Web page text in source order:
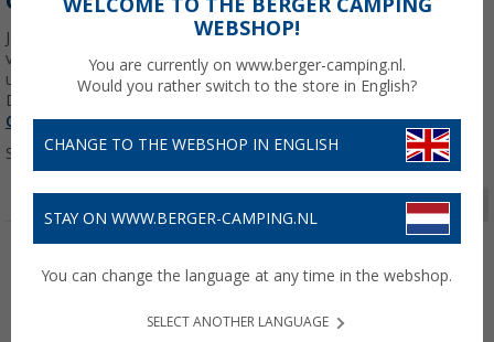
Je betrouwbare metgezel voor elk avontuur Ben je klaar voor je
volgende kampeeravontuur? Met een cartridge cooker ben je goed
uitgerust om heerlijke maaltijden te bereiden in de vrije natuur.
Deze compacte en draagbare kooktoestellen
Lees meer over
Cartouche kooktoestellen>>>
Sorteren:
Pagina 1 van 2
WELCOME TO THE BERGER CAMPING
WEBSHOP!
You are currently on www.berger-camping.nl.
Would you rather switch to the store in English?
CHANGE TO THE WEBSHOP IN ENGLISH
STAY ON WWW.BERGER-CAMPING.NL
You can change the language at any time in the webshop.
SELECT ANOTHER LANGUAGE